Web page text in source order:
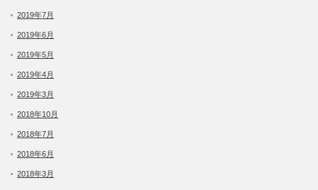
2019年7月
2019年6月
2019年5月
2019年4月
2019年3月
2018年10月
2018年7月
2018年6月
2018年3月